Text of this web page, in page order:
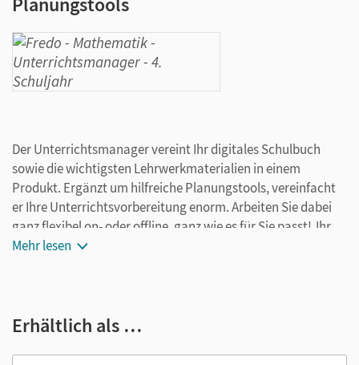
Der Unterrichtsmanager vereint Ihr digitales Schulbuch
sowie die wichtigsten Lehrwerkmaterialien in einem
Produkt. Ergänzt um hilfreiche Planungstools, vereinfacht
er Ihre Unterrichtsvorbereitung enorm. Arbeiten Sie dabei
ganz flexibel on- oder offline, ganz wie es für Sie passt! Ihr
Unterrichtsmanager enthält:
didaktische Hinweise
Mehr lesen
Erhältlich als …